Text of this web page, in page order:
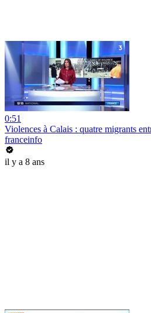
0:51
Violences à Calais : quatre migrants
franceinfo
il y a 8 ans